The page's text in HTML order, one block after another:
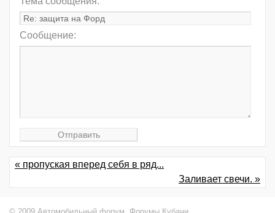
Сообщение:
« пропуская вперед себя в ряд...
Заливает свечи. »
© 2009 Автомобильный форум, Форумы Кубани